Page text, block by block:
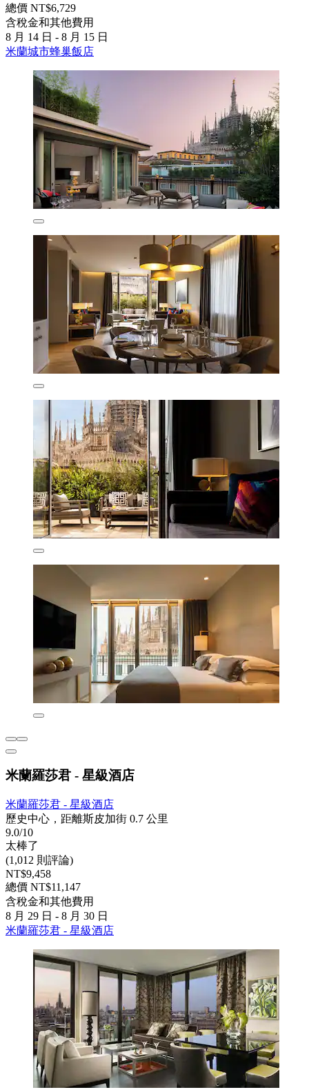
總價 NT$6,729
含稅金和其他費用
8 月 14 日 - 8 月 15 日
米蘭城市蜂巢飯店
米蘭羅莎君 - 星級酒店
米蘭羅莎君 - 星級酒店
歷史中心，距離斯皮加街 0.7 公里
9.0/10
太棒了
(1,012 則評論)
NT$9,458
總價 NT$11,147
含稅金和其他費用
8 月 29 日 - 8 月 30 日
米蘭羅莎君 - 星級酒店